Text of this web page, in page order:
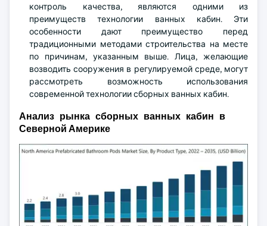
контроль качества, являются одними из
преимуществ технологии ванных кабин. Эти
особенности дают преимущество перед
традиционными методами строительства на месте
по причинам, указанным выше. Лица, желающие
возводить сооружения в регулируемой среде, могут
рассмотреть возможность использования
современной технологии сборных ванных кабин.
Анализ рынка сборных ванных кабин в
Северной Америке